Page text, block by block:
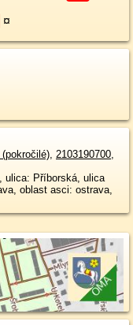
¤
, 2103190700,
ulica: Příborská, ulica
oblast asci: ostrava,